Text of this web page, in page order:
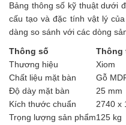
Bảng thông số kỹ thuật dưới
cấu tạo và đặc tính vật lý
dàng so sánh với các dòng
Thông số
Thông
Thương hiệu
Xiom
Chất liệu mặt bàn
Gỗ
Độ dày mặt bàn
25 mm
Kích thước chuẩn
2740 x
Trọng lượng sản phẩm125 kg